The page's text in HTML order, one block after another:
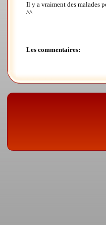
Il y a vraiment des malades
^^
Les commentaires: